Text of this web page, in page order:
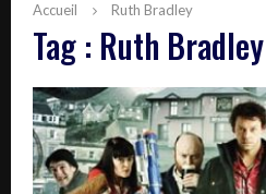
Accueil Ruth Bradley
Tag : Ruth Bradley